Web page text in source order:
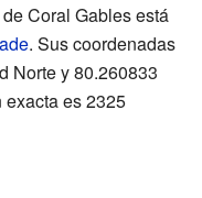
Coral Gables está
. Sus coordenadas
Norte y 80.260833
es 2325